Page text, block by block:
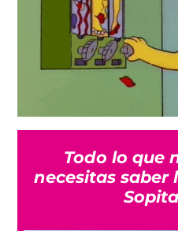
Todo lo que
necesitas saber